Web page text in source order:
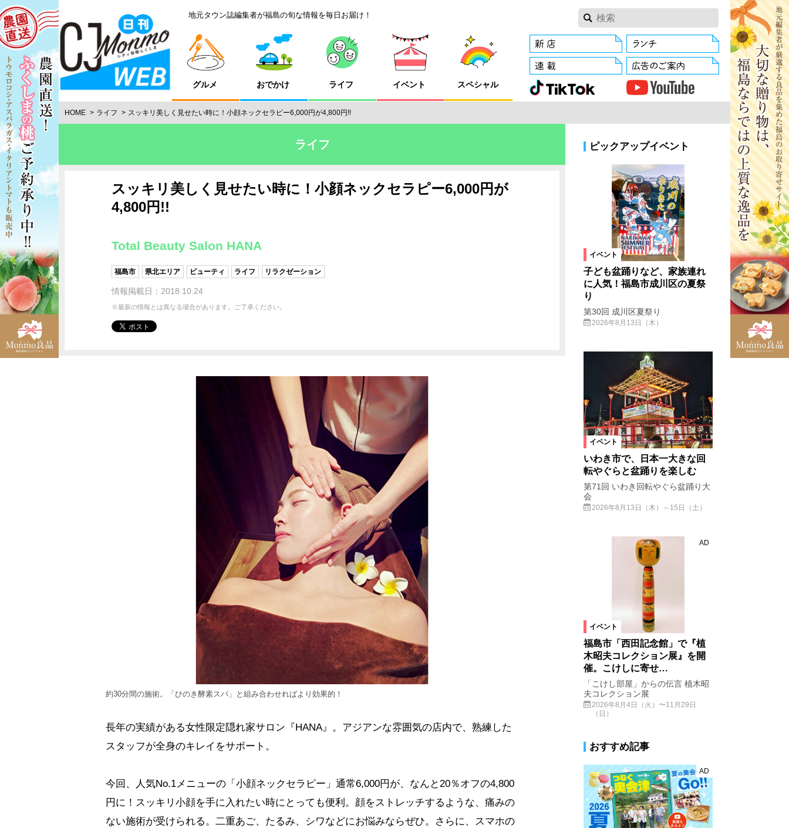
地元タウン誌編集者が福島の旬な情報を毎日お届け！
グルメ おでかけ ライフ イベント スペシャル
HOME ライフ スッキリ美しく見せたい時に！小顔ネックセラピー6,000円が4,800円!!
ライフ
スッキリ美しく見せたい時に！小顔ネックセラピー6,000円が
4,800円!!
Total Beauty Salon HANA
福島市 県北エリア ビューティ ライフ リラクゼーション
情報掲載日：2018.10.24
※最新の情報とは異なる場合があります。ご了承ください。
約30分間の施術。「ひのき酵素スパ」と組み合わせればより効果的！
長年の実績がある女性限定隠れ家サロン『HANA』。アジアンな雰囲気の店内で、熟練した
スタッフが全身のキレイをサポート。
今回、人気No.1メニューの「小顔ネックセラピー」通常6,000円が、なんと20％オフの4,800
円に！スッキリ小顔を手に入れたい時にとっても便利。顔をストレッチするような、痛みの
ない施術が受けられる。二重あご、たるみ、シワなどにお悩みならぜひ。さらに、スマホの
ピックアップイベント
イベント
子ども盆踊りなど、家族連れ
に人気！福島市成川区の夏祭
り
第30回 成川区夏祭り
2026年8月13日（木）
イベント
いわき市で、日本一大きな回
転やぐらと盆踊りを楽しむ
第71回 いわき回転やぐら盆踊り大
会
2026年8月13日（木）～15日（土）
イベント
AD
福島市「西田記念館」で『植
木昭夫コレクション展』を開
催。こけしに寄せ…
「こけし部屋」からの伝言 植木昭
夫コレクション展
2026年8月4日（火）〜11月29日
（日）
おすすめ記事
AD